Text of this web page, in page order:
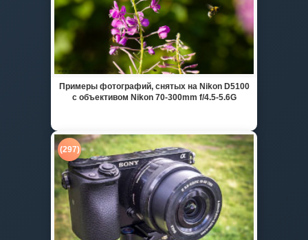
Примеры фотографий, снятых на Nikon D5100
с объективом Nikon 70-300mm f/4.5-5.6G
(297)